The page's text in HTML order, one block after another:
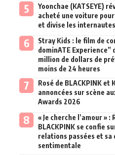
Yoonchae (KATSEYE)
acheté une voiture
et divise les internautes
Stray Kids : le film de
dominATE Experience”
million de dollars de
moins de 24 heures
Rosé de BLACKPINK et
annoncées sur scène
Awards 2026
« Je cherche l’amour » :
BLACKPINK se confie
relations passées et sa
sentimentale